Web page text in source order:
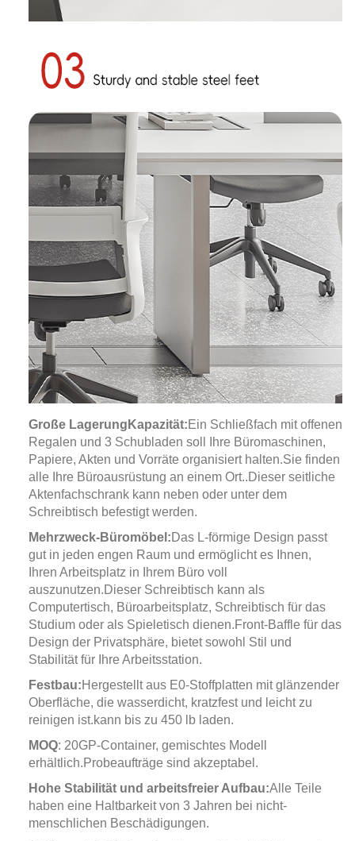
Große Lagerung Kapazität:Ein Schließfach mit offenen
Regalen und 3 Schubladen soll Ihre Büromaschinen,
Papiere, Akten und Vorräte organisiert halten.Sie finden
alle Ihre Büroausrüstung an einem Ort..Dieser seitliche
Aktenfachschrank kann neben oder unter dem
Schreibtisch befestigt werden.
Mehrzweck-Büromöbel:Das L-förmige Design passt
gut in jeden engen Raum und ermöglicht es Ihnen,
Ihren Arbeitsplatz in Ihrem Büro voll
auszunutzen.Dieser Schreibtisch kann als
Computertisch, Büroarbeitsplatz, Schreibtisch für das
Studium oder als Spieletisch dienen.Front-Baffle für das
Design der Privatsphäre, bietet sowohl Stil und
Stabilität für Ihre Arbeitsstation.
Festbau:Hergestellt aus E0-Stoffplatten mit glänzender
Oberfläche, die wasserdicht, kratzfest und leicht zu
reinigen ist.kann bis zu 450 lb laden.
MOQ: 20GP-Container, gemischtes Modell
erhältlich.Probeaufträge sind akzeptabel.
Hohe Stabilität und arbeitsfreier Aufbau:Alle Teile
haben eine Haltbarkeit von 3 Jahren bei nicht-
menschlichen Beschädigungen.